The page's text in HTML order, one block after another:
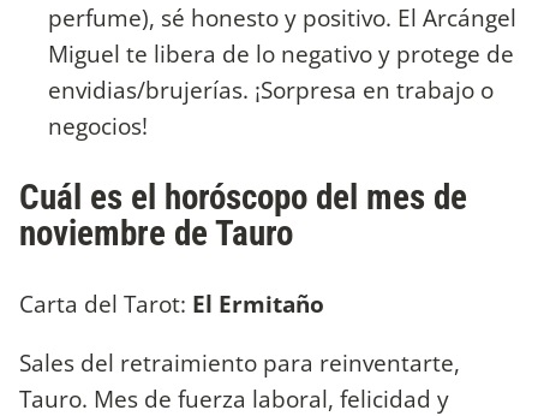
perfume), sé honesto y positivo. El Arcángel
Miguel te libera de lo negativo y protege de
envidias/brujerías. ¡Sorpresa en trabajo o
negocios!
Cuál es el horóscopo del mes de
noviembre de Tauro
Carta del Tarot: El Ermitaño
Sales del retraimiento para reinventarte,
Tauro. Mes de fuerza laboral, felicidad y